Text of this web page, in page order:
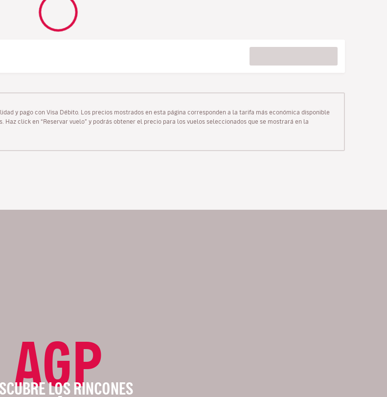
y pago con Visa Débito. Los precios mostrados en esta página corresponden a la tarifa más económica disponible
click en “Reservar vuelo” y podrás obtener el precio para los vuelos seleccionados que se mostrará en la
AGP
LOS RINCONES